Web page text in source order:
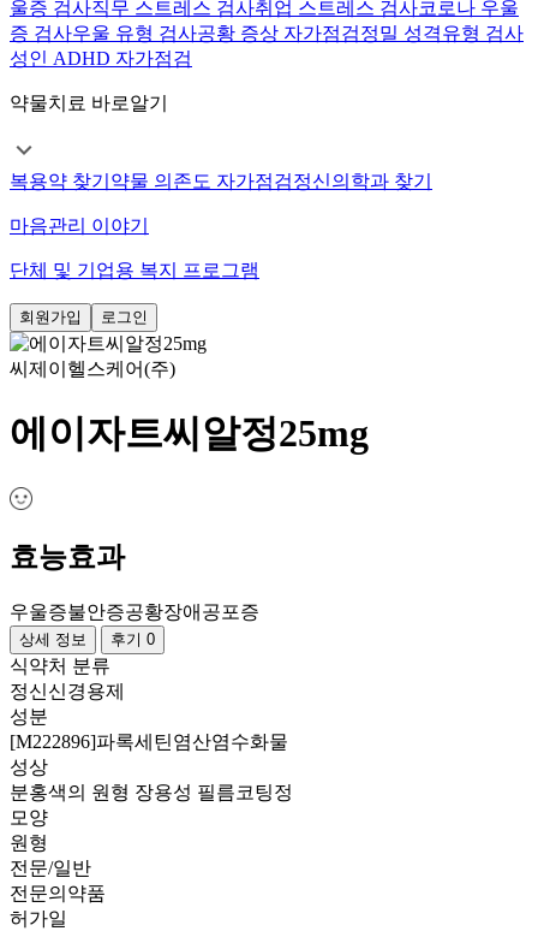
울증 검사직무 스트레스 검사취업 스트레스 검사코로나 우울
증 검사우울 유형 검사공황 증상 자가점검정밀 성격유형 검사
성인 ADHD 자가점검
약물치료 바로알기
복용약 찾기 약물 의존도 자가점검정신의학과 찾기
마음관리 이야기
단체 및 기업용 복지 프로그램
회원가입 로그인
씨제이헬스케어(주)
에이자트씨알정25mg
효능효과
우울증불안증공황장애 공포증
상세 정보 후기 0
식약처 분류
정신신경용제
성분
[M222896]파록세틴염산염수화물
성상
분홍색의 원형 장용성 필름코팅정
모양
원형
전문/일반
전문의약품
허가일